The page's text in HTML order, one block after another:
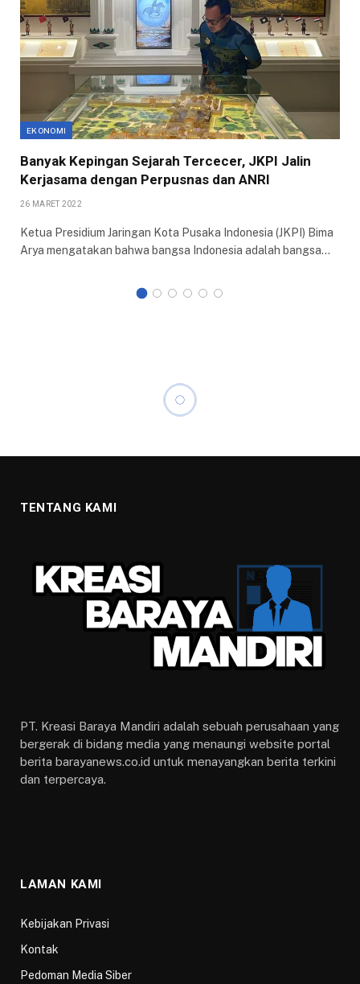
EKONOMI
Banyak Kepingan Sejarah Tercecer, JKPI Jalin
Kerjasama dengan Perpusnas dan ANRI
26 MARET 2022
Ketua Presidium Jaringan Kota Pusaka Indonesia (JKPI) Bima
Arya mengatakan bahwa bangsa Indonesia adalah bangsa…
TENTANG KAMI
PT. Kreasi Baraya Mandiri adalah sebuah perusahaan yang
bergerak di bidang media yang menaungi website portal
berita barayanews.co.id untuk menayangkan berita terkini
dan terpercaya.
LAMAN KAMI
Kebijakan Privasi
Kontak
Pedoman Media Siber